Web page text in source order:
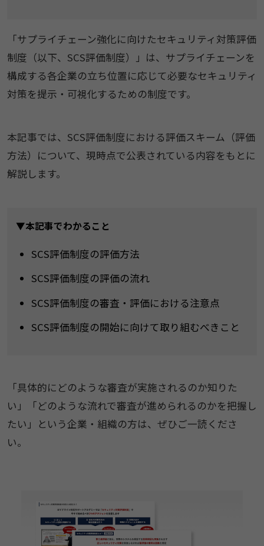
「サプライチェーン強化に向けたセキュリティ対策評価
制度（以下、SCS評価制度）」は、サプライチェーンを
構成する各企業の立ち位置に応じて必要なセキュリティ
対策を提示・可視化するための制度です。
本記事では、SCS評価制度における評価スキーム（評価
方法）について、現時点で公表されている内容をもとに
解説します。
▼本記事でわかること
SCS評価制度の評価方法
SCS評価制度の評価の流れ
SCS評価制度の審査・評価における注意点
SCS評価制度の開始に向けて取り組むべきこと
「具体的にどのような審査が実施されるのか知りた
い」「どのような流れで審査が進められるのかを把握し
たい」という企業・組織の方は、ぜひご一読くださ
い。